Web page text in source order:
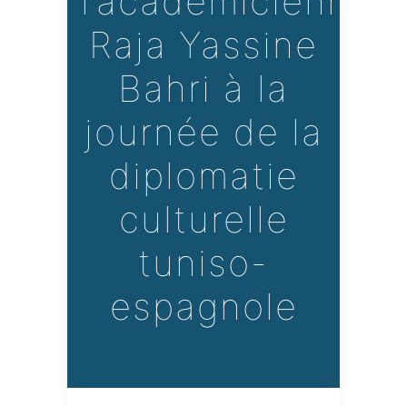
Raja Yassine
Bahri à la
journée de la
diplomatie
culturelle
tuniso-
espagnole